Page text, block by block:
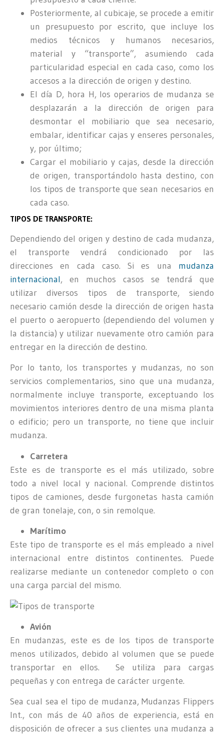
Posteriormente, al cubicaje, se procede a emitir
un presupuesto por escrito, que incluye los
medios técnicos y humanos necesarios,
material y “transporte”, asumiendo cada
particularidad especial en cada caso, como los
accesos a la dirección de origen y destino.
El día D, hora H, los operarios de mudanza se
desplazarán a la dirección de origen para
desmontar el mobiliario que sea necesario,
embalar, identificar cajas y enseres personales,
y, por último;
Cargar el mobiliario y cajas, desde la dirección
de origen, transportándolo hasta destino, con
los tipos de transporte que sean necesarios en
cada caso.
TIPOS DE TRANSPORTE:
Dependiendo del origen y destino de cada mudanza,
el transporte vendrá condicionado por las
direcciones en cada caso. Si es una mudanza
internacional, en muchos casos se tendrá que
utilizar diversos tipos de transporte, siendo
necesario camión desde la dirección de origen hasta
el puerto o aeropuerto (dependiendo del volumen y
la distancia) y utilizar nuevamente otro camión para
entregar en la dirección de destino.
Por lo tanto, los transportes y mudanzas, no son
servicios complementarios, sino que una mudanza,
normalmente incluye transporte, exceptuando los
movimientos interiores dentro de una misma planta
o edificio; pero un transporte, no tiene que incluir
mudanza.
Carretera
Este es de transporte es el más utilizado, sobre
todo a nivel local y nacional. Comprende distintos
tipos de camiones, desde furgonetas hasta camión
de gran tonelaje, con, o sin remolque.
Marítimo
Este tipo de transporte es el más empleado a nivel
internacional entre distintos continentes. Puede
realizarse mediante un contenedor completo o con
una carga parcial del mismo.
Avión
En mudanzas, este es de los tipos de transporte
menos utilizados, debido al volumen que se puede
transportar en ellos. Se utiliza para cargas
pequeñas y con entrega de carácter urgente.
Sea cual sea el tipo de mudanza, Mudanzas Flippers
Int., con más de 40 años de experiencia, está en
disposición de ofrecer a sus clientes una mudanza a